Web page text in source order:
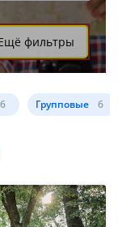
фильтры
6 Групповые 6